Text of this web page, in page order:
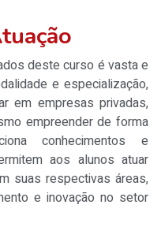
deste curso é vasta e
e especialização,
em empresas privadas,
empreender de forma
conhecimentos e
aos alunos atuar
suas respectivas áreas,
e inovação no setor